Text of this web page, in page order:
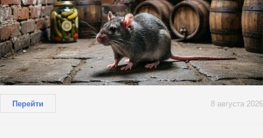
Перейти 8 августа 2026